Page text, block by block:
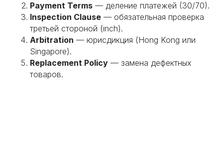
Payment Terms — деление платежей (30/70).
Inspection Clause — обязательная проверка
третьей стороной (inch).
Arbitration — юрисдикция (Hong Kong или
Singapore).
Replacement Policy — замена дефектных
товаров.